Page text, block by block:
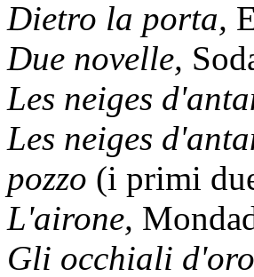
Dietro la porta,
Due novelle,
Les neiges
Les neiges
pozzo (i primi
L'airone,
Gli occhiali